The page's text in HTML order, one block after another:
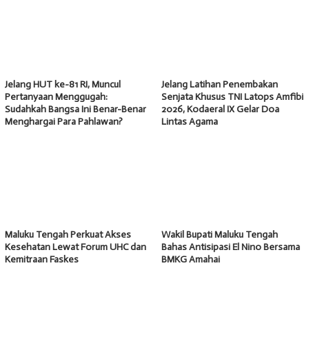
Jelang HUT ke-81 RI, Muncul
Pertanyaan Menggugah:
Sudahkah Bangsa Ini Benar-Benar
Menghargai Para Pahlawan?
Jelang Latihan Penembakan
Senjata Khusus TNI Latops Amfibi
2026, Kodaeral IX Gelar Doa
Lintas Agama
Maluku Tengah Perkuat Akses
Kesehatan Lewat Forum UHC dan
Kemitraan Faskes
Wakil Bupati Maluku Tengah
Bahas Antisipasi El Nino Bersama
BMKG Amahai